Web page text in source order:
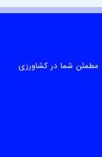
مطمئن شما در کشاورزی